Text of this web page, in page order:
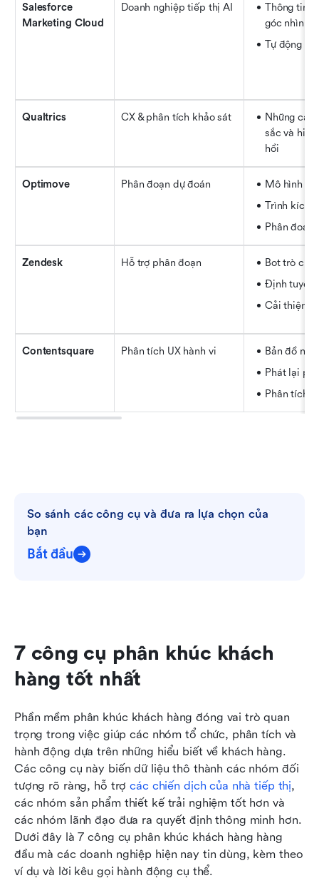
Salesforce
Marketing Cloud
Doanh nghiệp tiếp thị AI
Thông tin
góc nhìn
Tự động
Qualtrics CX & phân tích khảo sát
Những
sắc và
hồi
Optimove Phân đoạn dự đoán
Mô hình
Trình kích
Phân đoạn
Zendesk Hỗ trợ phân đoạn
Bot trò
Định tuyến
Cải thiện
Contentsquare Phân tích UX hành vi
Bản đồ
Phát lại
Phân tích
So sánh các công cụ và đưa ra lựa chọn của
bạn
Bắt đầu
7 công cụ phân khúc khách
hàng tốt nhất
Phần mềm phân khúc khách hàng đóng vai trò quan
trọng trong việc giúp các nhóm tổ chức, phân tích và
hành động dựa trên những hiểu biết về khách hàng.
Các công cụ này biến dữ liệu thô thành các nhóm đối
tượng rõ ràng, hỗ trợ các chiến dịch của nhà tiếp thị,
các nhóm sản phẩm thiết kế trải nghiệm tốt hơn và
các nhóm lãnh đạo đưa ra quyết định thông minh hơn.
Dưới đây là 7 công cụ phân khúc khách hàng hàng
đầu mà các doanh nghiệp hiện nay tin dùng, kèm theo
ví dụ và lời kêu gọi hành động cụ thể.